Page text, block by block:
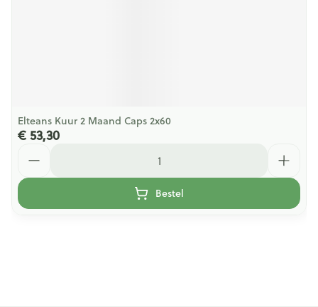
Elteans Kuur 2 Maand Caps 2x60
€ 53,30
Bestel